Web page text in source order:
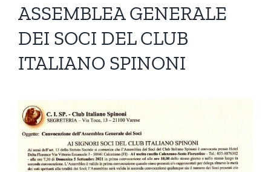
ASSEMBLEA GENERALE
DEI SOCI DEL CLUB
ITALIANO SPINONI
Ingrandisci
immagine